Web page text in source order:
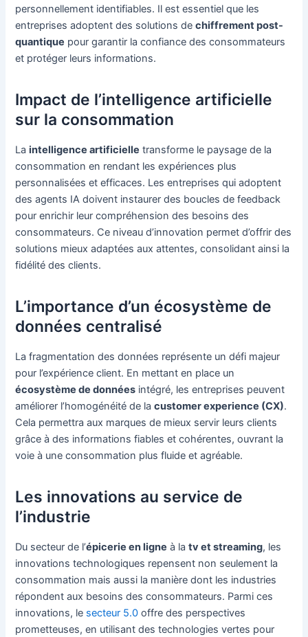
personnellement identifiables. Il est essentiel que les
entreprises adoptent des solutions dechiffrement post-
quantique pour garantir la confiance des consommateurs
et protéger leurs informations.
Impact de l’intelligence artificielle
sur la consommation
Laintelligence artificielle transforme le paysage de la
consommation en rendant les expériences plus
personnalisées et efficaces. Les entreprises qui adoptent
des agents IA doivent instaurer des boucles de feedback
pour enrichir leur compréhension des besoins des
consommateurs. Ce niveau d’innovation permet d’offrir des
solutions mieux adaptées aux attentes, consolidant ainsi la
fidélité des clients.
L’importance d’un écosystème de
données centralisé
La fragmentation des données représente un défi majeur
pour l’expérience client. En mettant en place un
écosystème de données intégré, les entreprises peuvent
améliorer l’homogénéité de lacustomer experience (CX).
Cela permettra aux marques de mieux servir leurs clients
grâce à des informations fiables et cohérentes, ouvrant la
voie à une consommation plus fluide et agréable.
Les innovations au service de
l’industrie
Du secteur de l’épicerie en ligne à latv et streaming, les
innovations technologiques repensent non seulement la
consommation mais aussi la manière dont les industries
répondent aux besoins des consommateurs. Parmi ces
innovations, le secteur 5.0 offre des perspectives
prometteuses, en utilisant des technologies vertes pour